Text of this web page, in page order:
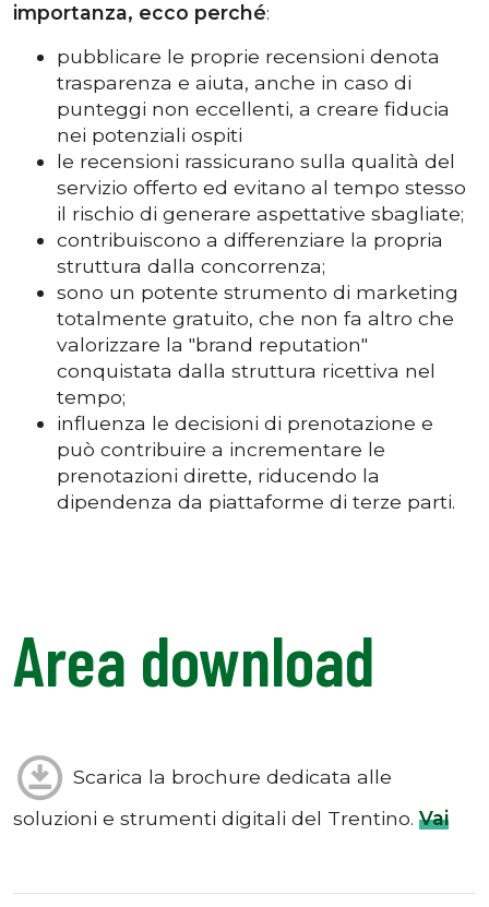
importanza, ecco perché:
pubblicare le proprie recensioni denota
trasparenza e aiuta, anche in caso di
punteggi non eccellenti, a creare fiducia
nei potenziali ospiti
le recensioni rassicurano sulla qualità del
servizio offerto ed evitano al tempo stesso
il rischio di generare aspettative sbagliate;
contribuiscono a differenziare la propria
struttura dalla concorrenza;
sono un potente strumento di marketing
totalmente gratuito, che non fa altro che
valorizzare la "brand reputation"
conquistata dalla struttura ricettiva nel
tempo;
influenza le decisioni di prenotazione e
può contribuire a incrementare le
prenotazioni dirette, riducendo la
dipendenza da piattaforme di terze parti.
Area download
Scarica la brochure dedicata alle
soluzioni e strumenti digitali del Trentino. Vai